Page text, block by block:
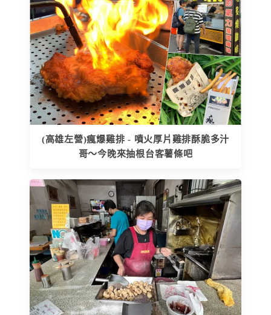
(高雄左營)瘋爆雞排 - 噴火厚片雞排酥脆多汁
哥～今晚來抽根台客薯條吧